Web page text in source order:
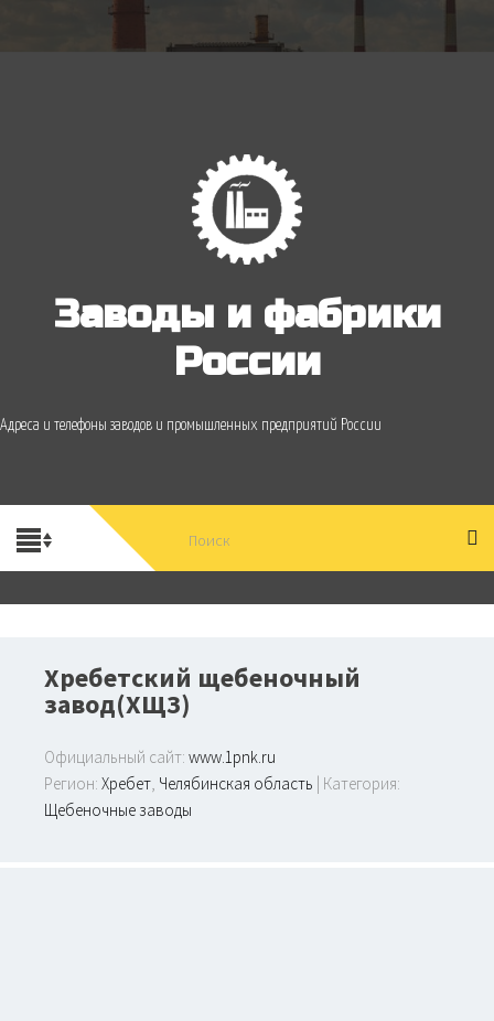
Заводы и фабрики
России
Адреса и телефоны заводов и промышленных предприятий России
Хребетский щебеночный
завод(ХЩЗ)
Официальный сайт: www.1pnk.ru
Регион: Хребет, Челябинская область | Категория:
Щебеночные заводы